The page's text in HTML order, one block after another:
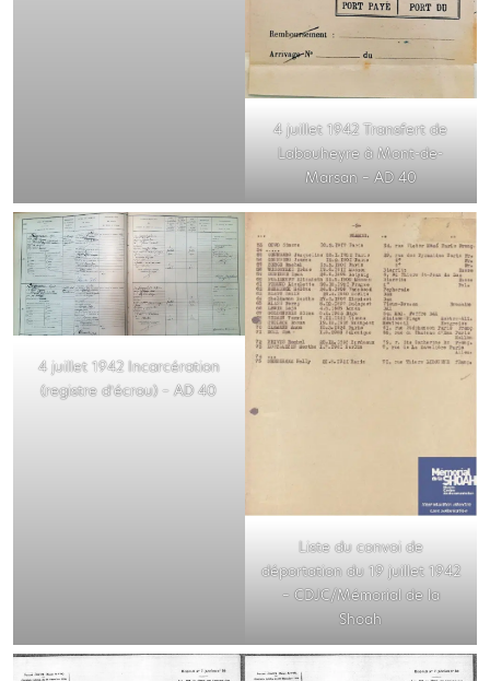
4 juillet 1942 Transfert de
Labouheyre à Mont-de-
Marsan – AD 40
4 juillet 1942 Incarcération
(registre d’écrou) – AD 40
Liste du convoi de
déportation du 19 juillet 1942
– CDJC/Mémorial de la
Shoah